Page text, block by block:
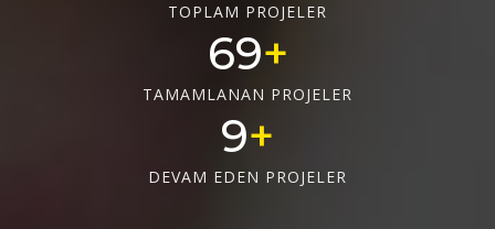
TOPLAM PROJELER
69
TAMAMLANAN PROJELER
9
DEVAM EDEN PROJELER